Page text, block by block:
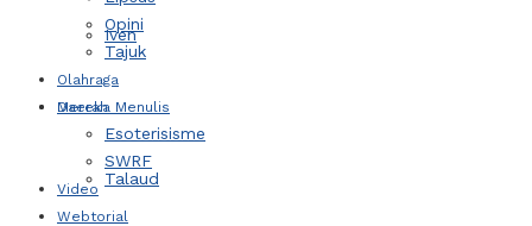
Iven
Daerah
Talaud
Opini
Tajuk
Olahraga
Mereka Menulis
Esoterisisme
SWRF
Video
Webtorial